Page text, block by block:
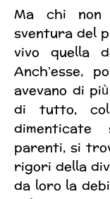
Ma chi non
sventura del
vivo quella
Anch’esse,
avevano di
di tutto,
parenti, si
rigori della
da loro la